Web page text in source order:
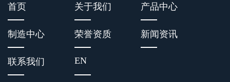
首页 关于我们 产品中心
制造中心 荣誉资质 新闻资讯
联系我们 EN